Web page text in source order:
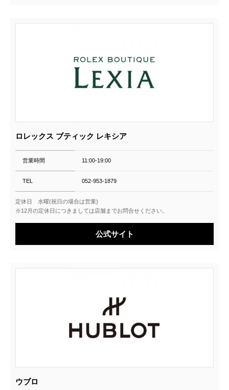
ロレックス ブティック レキシア
営業時間 11:00-19:00
TEL 052-953-1879
定休日 水曜(祝日の場合は営業)
※12月の定休日につきましては店舗までお問合せください。
公式サイト
ウブロ